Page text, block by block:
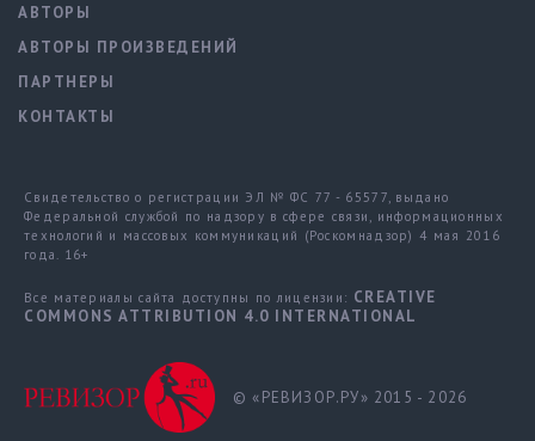
АВТОРЫ
АВТОРЫ ПРОИЗВЕДЕНИЙ
ПАРТНЕРЫ
КОНТАКТЫ
Свидетельство о регистрации ЭЛ № ФС 77 - 65577, выдано
Федеральной службой по надзору в сфере связи, информационных
технологий и массовых коммуникаций (Роскомнадзор) 4 мая 2016
года. 16+
Все материалы сайта доступны по лицензии: CREATIVE
COMMONS ATTRIBUTION 4.0 INTERNATIONAL
© «РЕВИЗОР.РУ» 2015 - 2026